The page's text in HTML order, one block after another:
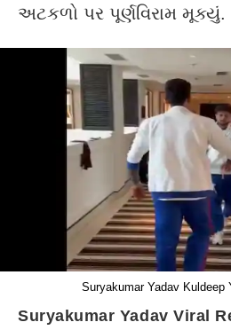
અટકળો પર પૂર્ણવિરામ મૂક્યું.
Suryakumar Yadav Kuldeep
Suryakumar Yadav Viral